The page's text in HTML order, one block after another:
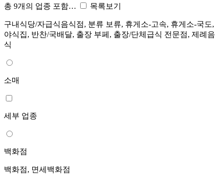
총 9개의 업종 포함…
목록보기
구내식당/자급식음식점, 분류 보류, 휴게소-고속, 휴게소-국도,
야식집, 반찬/국배달, 출장 부페, 출장/단체급식 전문점, 제례음
식
소매
세부 업종
백화점
백화점, 면세백화점